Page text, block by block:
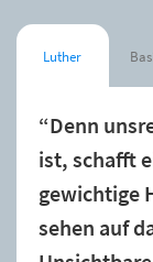
Luther
“Denn
ist, schafft
gewichtige
sehen auf